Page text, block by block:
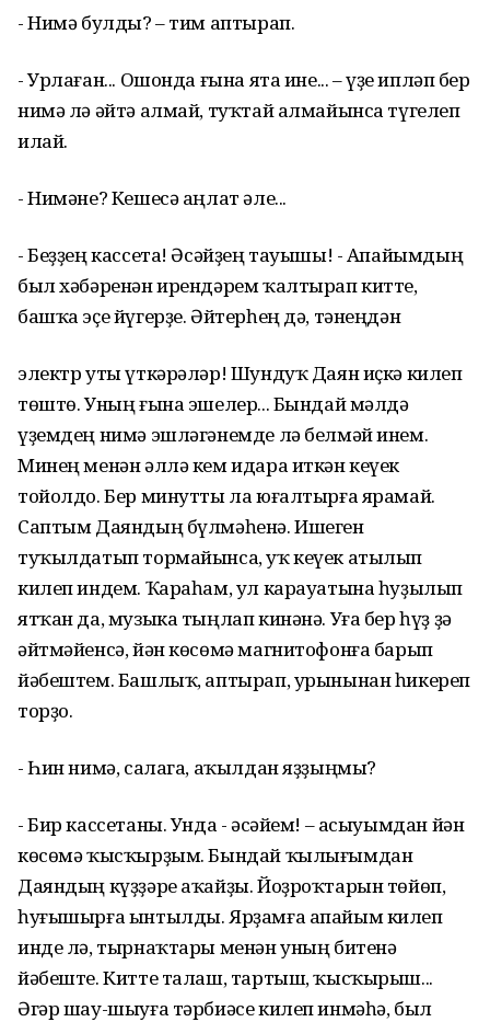
- Нимә булды? – тим аптырап.
- Урлаған... Ошонда ғына ята ине... – үҙе ипләп бер
нимә лә әйтә алмай, туҡтай алмайынса түгелеп
илай.
- Нимәне? Кешесә аңлат әле...
- Беҙҙең кассета! Әсәйҙең тауышы! - Апайымдың
был хәбәренән ирендәрем ҡалтырап китте,
башҡа эҫе йүгерҙе. Әйтерһең дә, тәнеңдән
электр уты үткәрәләр! Шундуҡ Даян иҫкә килеп
төштө. Уның ғына эшелер... Бындай мәлдә
үҙемдең нимә эшләгәнемде лә белмәй инем.
Минең менән әллә кем идара иткән кеүек
тойолдо. Бер минутты ла юғалтырға ярамай.
Саптым Даяндың бүлмәһенә. Ишеген
туҡылдатып тормайынса, уҡ кеүек атылып
килеп индем. Ҡараһам, ул карауатына һуҙылып
ятҡан да, музыка тыңлап кинәнә. Уға бер һүҙ ҙә
әйтмәйенсә, йән көсөмә магнитофонға барып
йәбештем. Башлыҡ, аптырап, урынынан һикереп
торҙо.
- Һин нимә, салага, аҡылдан яҙҙыңмы?
- Бир кассетаны. Унда - әсәйем! – асыуымдан йән
көсөмә ҡысҡырҙым. Бындай ҡылығымдан
Даяндың күҙҙәре аҡайҙы. Йоҙроҡтарын төйөп,
һуғышырға ынтылды. Ярҙамға апайым килеп
инде лә, тырнаҡтары менән уның битенә
йәбеште. Китте талаш, тартыш, ҡысҡырыш...
Әгәр шау-шыуға тәрбиәсе килеп инмәһә, был